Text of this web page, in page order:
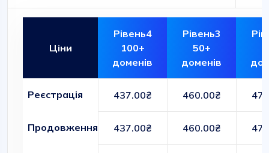
Ціни
Рівень4
100+
доменів
Рівень3
50+
доменів
Реєстрація 437.00₴ 460.00₴
Продовження 437.00₴ 460.00₴